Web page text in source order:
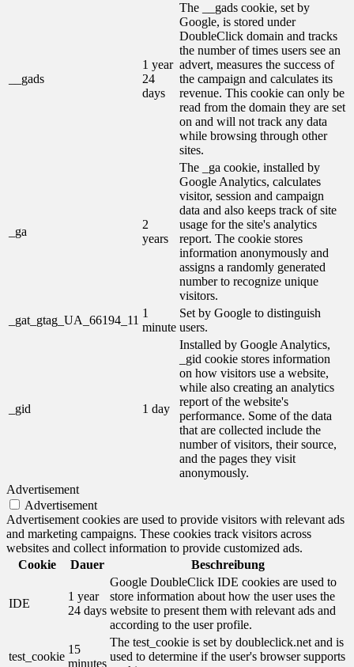
__gads
1 year
24
days
The __gads cookie, set by
Google, is stored under
DoubleClick domain and tracks
the number of times users see an
advert, measures the success of
the campaign and calculates its
revenue. This cookie can only be
read from the domain they are set
on and will not track any data
while browsing through other
sites.
_ga
2
years
The _ga cookie, installed by
Google Analytics, calculates
visitor, session and campaign
data and also keeps track of site
usage for the site's analytics
report. The cookie stores
information anonymously and
assigns a randomly generated
number to recognize unique
visitors.
_gat_gtag_UA_66194_11
1
minute
Set by Google to distinguish
users.
_gid 1 day
Installed by Google Analytics,
_gid cookie stores information
on how visitors use a website,
while also creating an analytics
report of the website's
performance. Some of the data
that are collected include the
number of visitors, their source,
and the pages they visit
anonymously.
Advertisement
Advertisement
Advertisement cookies are used to provide visitors with relevant ads
and marketing campaigns. These cookies track visitors across
websites and collect information to provide customized ads.
Cookie
Dauer Beschreibung
IDE
1 year
24 days
Google DoubleClick IDE cookies are used to
store information about how the user uses the
website to present them with relevant ads and
according to the user profile.
test_cookie
15
minutes
The test_cookie is set by doubleclick.net and is
used to determine if the user's browser supports